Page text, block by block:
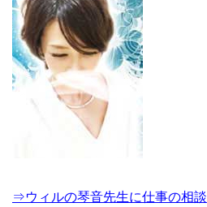
⇒ウィルの琴音先生に仕事の相談